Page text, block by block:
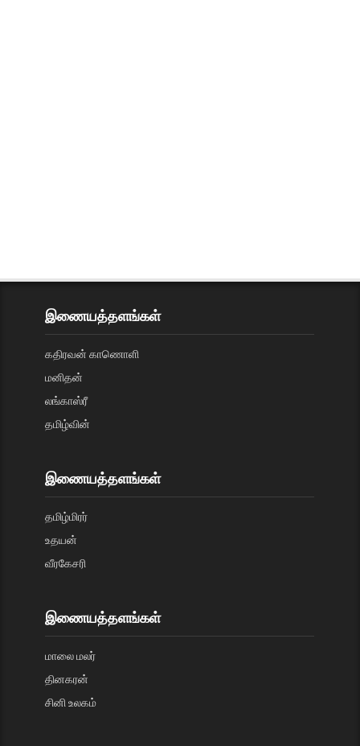
இணையத்தளங்கள்
கதிரவன் காணொளி
மனிதன்
லங்காஸ்ரீ
தமிழ்வின்
இணையத்தளங்கள்
தமிழ்மிரர்
உதயன்
வீரகேசரி
இணையத்தளங்கள்
மாலை மலர்
தினகரன்
சினி உலகம்